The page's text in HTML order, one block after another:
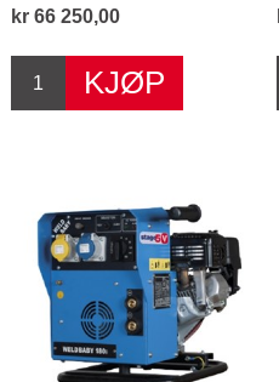
kr 66 250,00